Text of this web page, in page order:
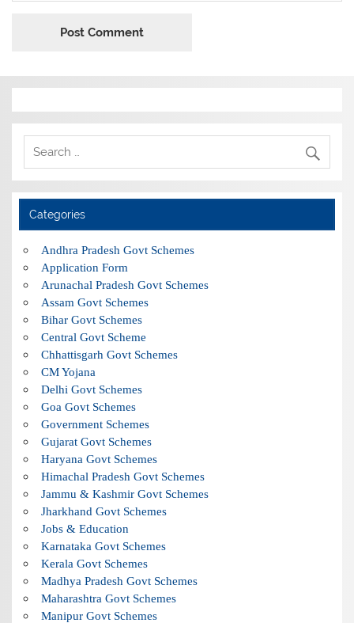
Categories
Andhra Pradesh Govt Schemes
Application Form
Arunachal Pradesh Govt Schemes
Assam Govt Schemes
Bihar Govt Schemes
Central Govt Scheme
Chhattisgarh Govt Schemes
CM Yojana
Delhi Govt Schemes
Goa Govt Schemes
Government Schemes
Gujarat Govt Schemes
Haryana Govt Schemes
Himachal Pradesh Govt Schemes
Jammu & Kashmir Govt Schemes
Jharkhand Govt Schemes
Jobs & Education
Karnataka Govt Schemes
Kerala Govt Schemes
Madhya Pradesh Govt Schemes
Maharashtra Govt Schemes
Manipur Govt Schemes